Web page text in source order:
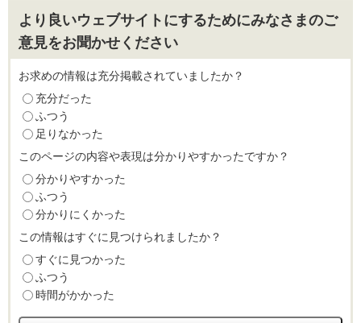
より良いウェブサイトにするためにみなさまのご
意見をお聞かせください
お求めの情報は充分掲載されていましたか？
充分だった
ふつう
足りなかった
このページの内容や表現は分かりやすかったですか？
分かりやすかった
ふつう
分かりにくかった
この情報はすぐに見つけられましたか？
すぐに見つかった
ふつう
時間がかかった